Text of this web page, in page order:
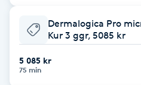
Brynplockning
Bröllopsuppsättning
C
Dermalogica Pro
Kur 3 ggr, 5085 kr
5 085 kr
75 min